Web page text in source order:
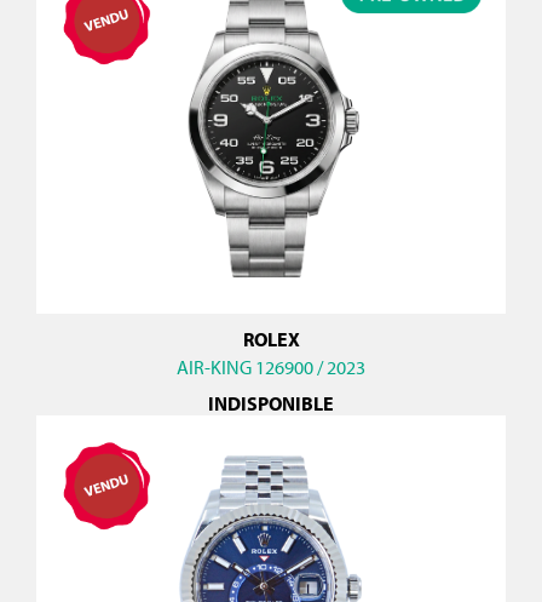
ROLEX
AIR-KING 126900 / 2023
INDISPONIBLE